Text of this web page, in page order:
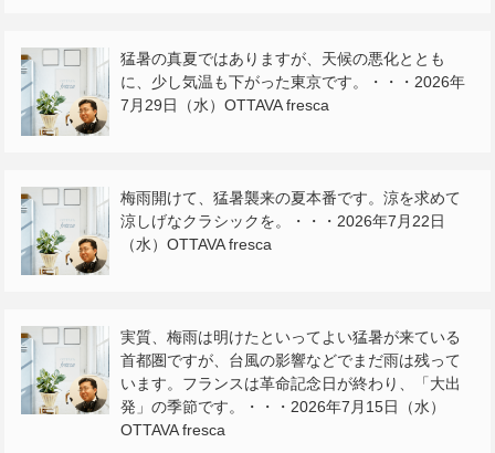
猛暑の真夏ではありますが、天候の悪化ととも
に、少し気温も下がった東京です。・・・2026年
7月29日（水）OTTAVA fresca
梅雨開けて、猛暑襲来の夏本番です。涼を求めて
涼しげなクラシックを。・・・2026年7月22日
（水）OTTAVA fresca
実質、梅雨は明けたといってよい猛暑が来ている
首都圏ですが、台風の影響などでまだ雨は残って
います。フランスは革命記念日が終わり、「大出
発」の季節です。・・・2026年7月15日（水）
OTTAVA fresca